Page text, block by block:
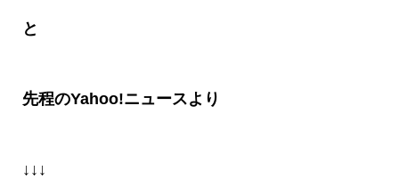
と
先程のYahoo!ニュースより
↓↓↓